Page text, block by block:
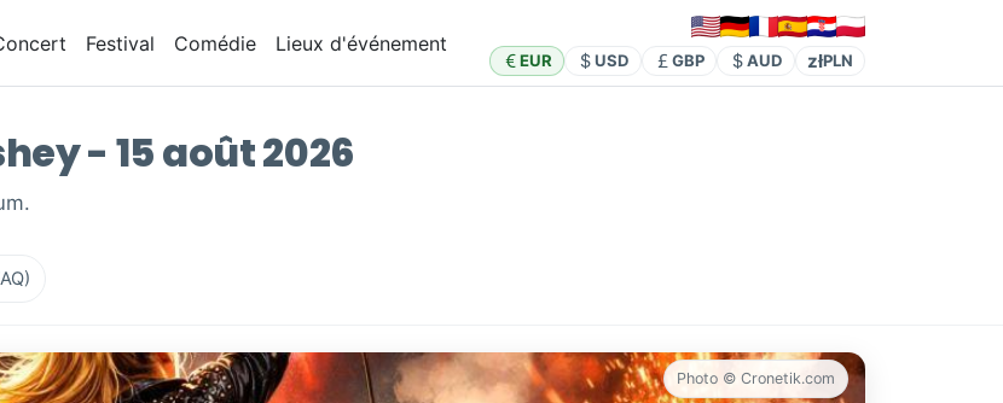
Festival Comédie Lieux d'événement
EUR USD GBP AUD złPLN
- 15 août 2026
Photo © Cronetik.com